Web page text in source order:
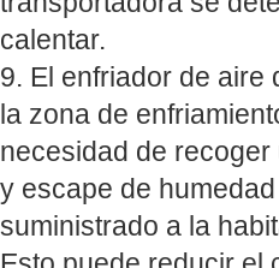
calentar.
9. El enfriador de aire
la zona de
necesidad de
y escape de
suministrado a la